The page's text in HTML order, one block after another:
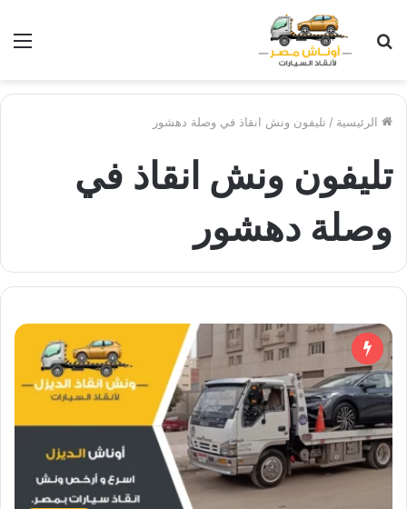
الرئيسية / تليفون ونش انقاذ في وصلة دهشور
تليفون ونش انقاذ في
وصلة دهشور